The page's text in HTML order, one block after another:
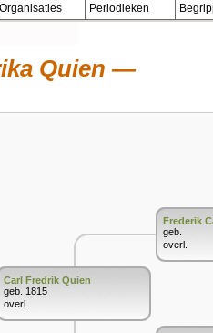
Organisaties Periodieken
Quien
Carl Fredrik Quien
geb. 1815
overl.
Frederik
geb.
overl.